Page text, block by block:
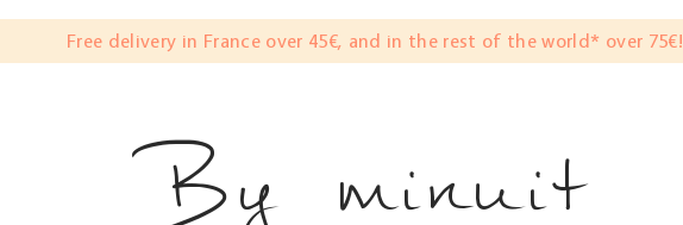
Free delivery in France over 45€, and in the rest of the world* over 75€!
By minuit